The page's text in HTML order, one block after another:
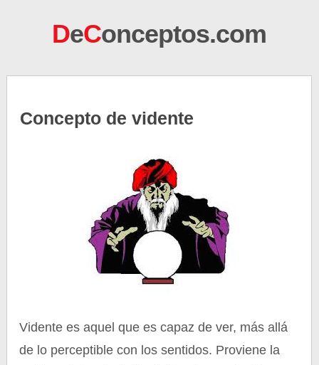
DeConceptos.com
Concepto de vidente
Vidente es aquel que es capaz de ver, más allá
de lo perceptible con los sentidos. Proviene la